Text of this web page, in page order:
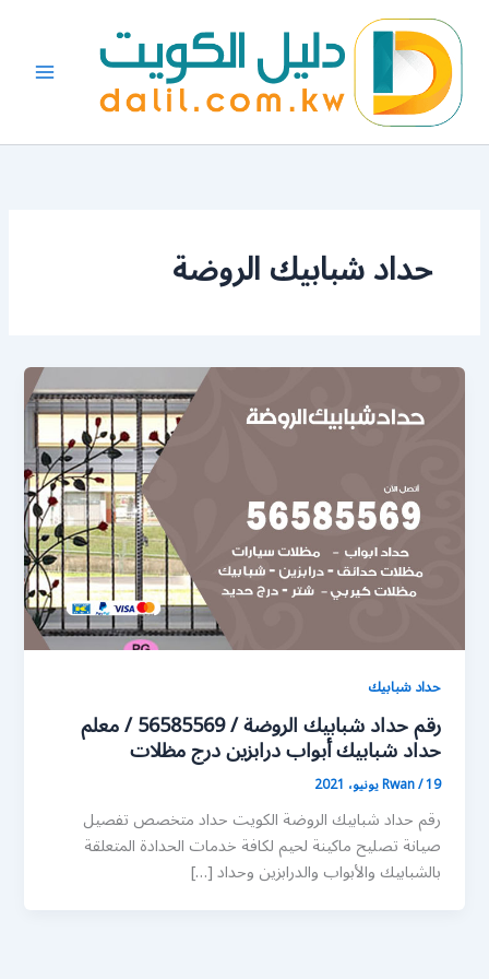
المحتوى
حداد شبابيك الروضة
حداد شبابيك
رقم حداد شبابيك الروضة / 56585569 / معلم
حداد شبابيك أبواب درابزين درج مظلات
Rwan/19 يونيو، 2021
رقم حداد شبابيك الروضة الكويت حداد متخصص تفصيل
صيانة تصليح ماكينة لحيم لكافة خدمات الحدادة المتعلقة
بالشبابيك والأبواب والدرابزين وحداد […]